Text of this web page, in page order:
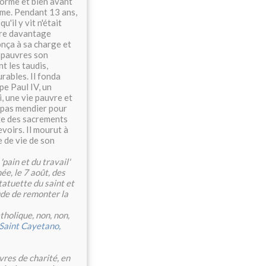
Pendant 13 ans,
qu'il y vit n'était
davantage
à sa charge et
son
les taudis,
Il fonda
Paul IV, un
une vie pauvre et
mendier pour
des sacrements
Il mourut à
de vie de son
et du travail'
le 7 août, des
du saint et
de remonter la
non, non,
Cayetano,
de charité, en